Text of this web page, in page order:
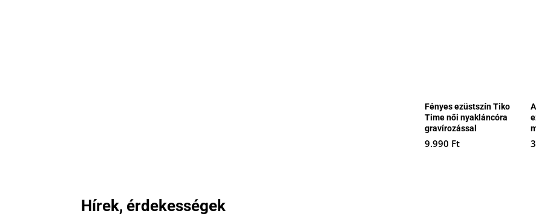
Fényes ezüstszín Tiko
Time női nyakláncóra
gravírozással
9.990 Ft
Hírek, érdekességek